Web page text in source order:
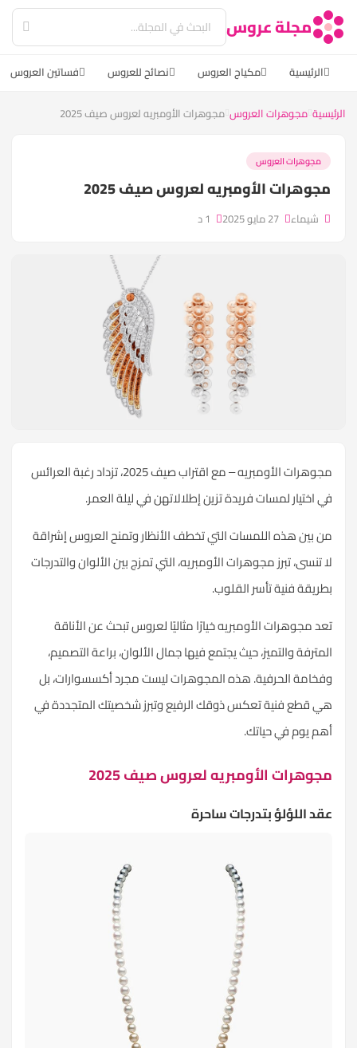
مجلة عروس
الرئيسية مكياج العروس نصائح للعروس فساتين العروس
الرئيسية مجوهرات العروس مجوهرات الأومبريه لعروس صيف 2025
مجوهرات العروس
مجوهرات الأومبريه لعروس صيف 2025
شيماء 27 مايو 2025 1 د
مجوهرات الأومبريه – مع اقتراب صيف 2025، تزداد رغبة العرائس
في اختيار لمسات فريدة تزين إطلالاتهن في ليلة العمر.
من بين هذه اللمسات التي تخطف الأنظار وتمنح العروس إشراقة
لا تنسى، تبرز مجوهرات الأومبريه، التي تمزج بين الألوان والتدرجات
بطريقة فنية تأسر القلوب.
تعد مجوهرات الأومبريه خيارًا مثاليًا لعروس تبحث عن الأناقة
المترفة والتميز، حيث يجتمع فيها جمال الألوان، براعة التصميم،
وفخامة الحرفية. هذه المجوهرات ليست مجرد أكسسوارات، بل
هي قطع فنية تعكس ذوقك الرفيع وتبرز شخصيتك المتجددة في
أهم يوم في حياتك.
مجوهرات الأومبريه لعروس صيف 2025
عقد اللؤلؤ بتدرجات ساحرة